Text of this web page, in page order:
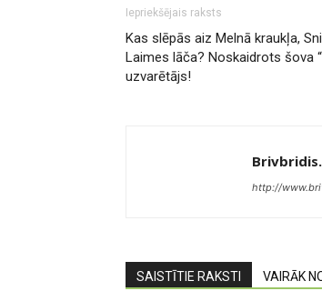
Iepriekšējais raksts
Kas slēpās aiz Melnā kraukļa,
Laimes lāča? Noskaidrots šova
uzvarētājs!
http://
SAISTĪTIE RAKSTI VAIRĀK